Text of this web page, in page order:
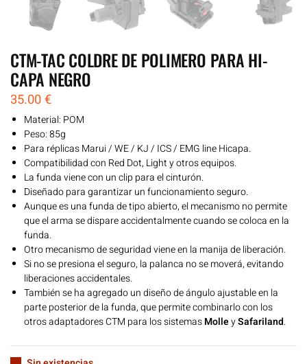
CTM-TAC COLDRE DE POLIMERO PARA HI-
CAPA NEGRO
35.00€
Material: POM
Peso: 85g
Para réplicas Marui / WE / KJ / ICS / EMG line Hicapa.
Compatibilidad con Red Dot, Light y otros equipos.
La funda viene con un clip para el cinturón.
Diseñado para garantizar un funcionamiento seguro.
Aunque es una funda de tipo abierto, el mecanismo no permite
que el arma se dispare accidentalmente cuando se coloca en la
funda.
Otro mecanismo de seguridad viene en la manija de liberación.
Si no se presiona el seguro, la palanca no se moverá, evitando
liberaciones accidentales.
También se ha agregado un diseño de ángulo ajustable en la
parte posterior de la funda, que permite combinarlo con los
otros adaptadores CTM para los sistemasMolleySafariland.